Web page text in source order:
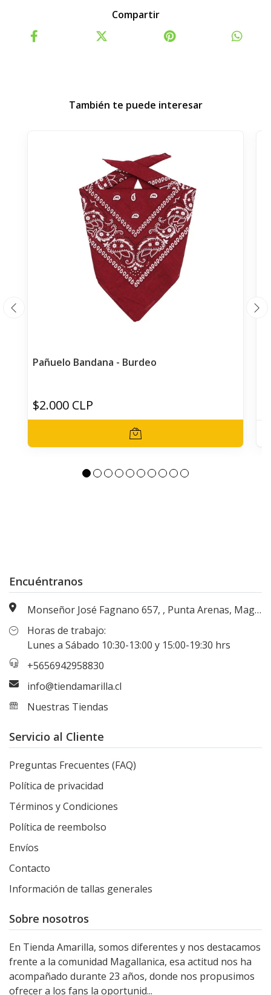
Compartir
También te puede interesar
Pañuelo Bandana - Burdeo
$2.000 CLP
Encuéntranos
Monseñor José Fagnano 657, , Punta Arenas, Magallanes, Chile
Horas de trabajo:
Lunes a Sábado 10:30-13:00 y 15:00-19:30 hrs
+5656942958830
info@tiendamarilla.cl
Nuestras Tiendas
Servicio al Cliente
Preguntas Frecuentes (FAQ)
Política de privacidad
Términos y Condiciones
Política de reembolso
Envíos
Contacto
Información de tallas generales
Sobre nosotros
En Tienda Amarilla, somos diferentes y nos destacamos
frente a la comunidad Magallanica, esa actitud nos ha
acompañado durante 23 años, donde nos propusimos
ofrecer a los fans la oportunid...